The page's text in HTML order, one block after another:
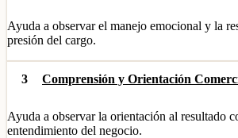
Ayuda a observar el manejo emocional y la
presión del cargo.
3 Comprensión y Orientación
Ayuda a observar la orientación al resultado
entendimiento del negocio.